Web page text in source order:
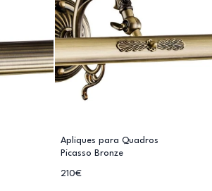
Apliques para Quadros
Picasso Bronze
210€